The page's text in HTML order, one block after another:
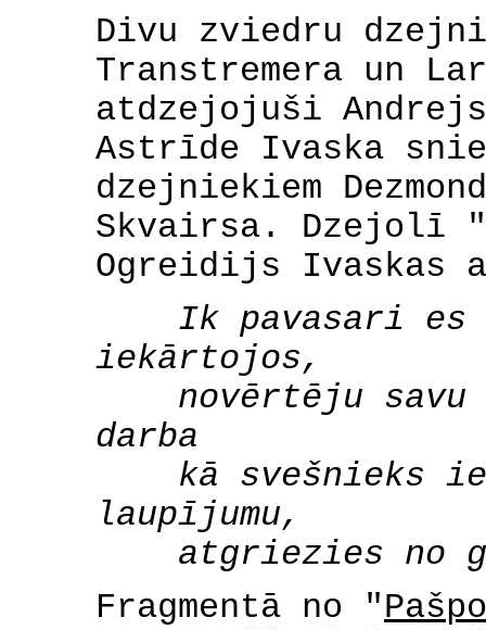
Divu zviedru
Transtremera un
atdzejojuši
Astrīde Ivaska
dzejniekiem
Skvairsa. Dzejolī
Ogreidijs Ivaskas
Ik pavasari es
iekārtojos,
novērtēju savu
darba
kā svešnieks
laupījumu,
atgriezies no
Fragmentā no "